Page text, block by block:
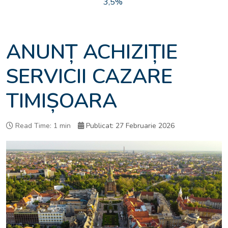
ANUNȚ ACHIZIȚIE
SERVICII CAZARE
TIMIȘOARA
Read Time: 1 min Publicat: 27 Februarie 2026